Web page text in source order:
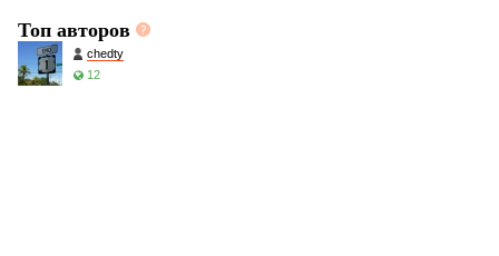
Топ авторов
chedty
12